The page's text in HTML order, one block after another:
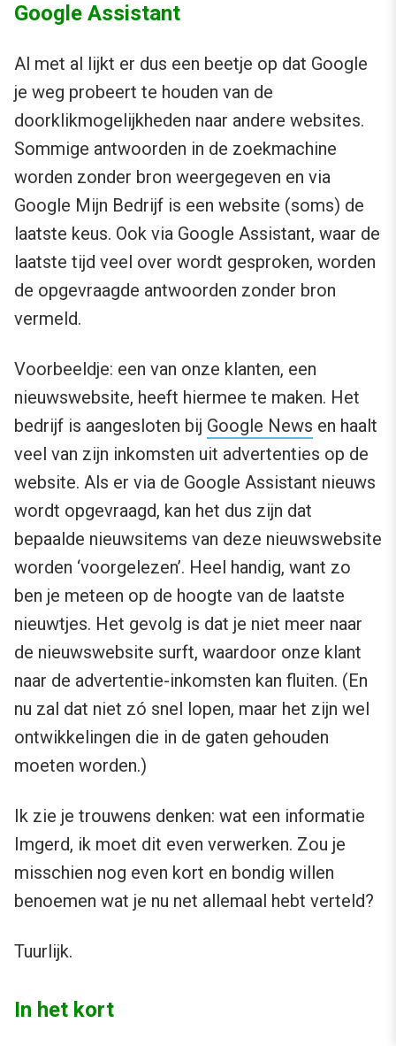
Google Assistant
Al met al lijkt er dus een beetje op dat Google
je weg probeert te houden van de
doorklikmogelijkheden naar andere websites.
Sommige antwoorden in de zoekmachine
worden zonder bron weergegeven en via
Google Mijn Bedrijf is een website (soms) de
laatste keus. Ook via Google Assistant, waar de
laatste tijd veel over wordt gesproken, worden
de opgevraagde antwoorden zonder bron
vermeld.
Voorbeeldje: een van onze klanten, een
nieuwswebsite, heeft hiermee te maken. Het
bedrijf is aangesloten bij Google News en haalt
veel van zijn inkomsten uit advertenties op de
website. Als er via de Google Assistant nieuws
wordt opgevraagd, kan het dus zijn dat
bepaalde nieuwsitems van deze nieuwswebsite
worden ‘voorgelezen’. Heel handig, want zo
ben je meteen op de hoogte van de laatste
nieuwtjes. Het gevolg is dat je niet meer naar
de nieuwswebsite surft, waardoor onze klant
naar de advertentie-inkomsten kan fluiten. (En
nu zal dat niet zó snel lopen, maar het zijn wel
ontwikkelingen die in de gaten gehouden
moeten worden.)
Ik zie je trouwens denken: wat een informatie
Imgerd, ik moet dit even verwerken. Zou je
misschien nog even kort en bondig willen
benoemen wat je nu net allemaal hebt verteld?
Tuurlijk.
In het kort